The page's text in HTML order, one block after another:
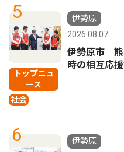
5
トップニュ
ース
社会
伊勢原
2026.08.07
伊勢原市 熊
時の相互応
6
伊勢原